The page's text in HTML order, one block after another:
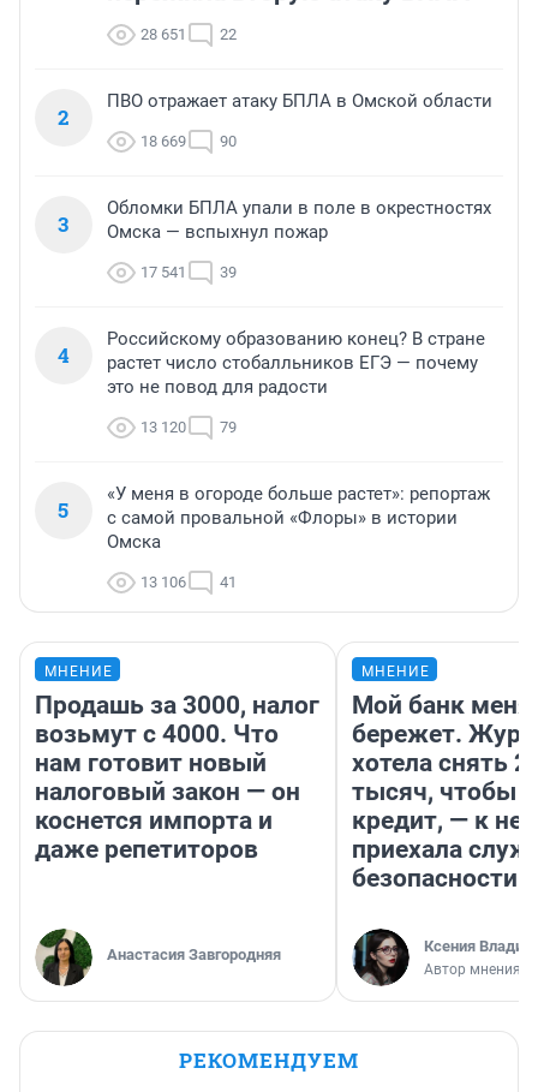
28 651 22
2
ПВО отражает атаку БПЛА в Омской области
18 669 90
3
Обломки БПЛА упали в поле в окрестностях
Омска — вспыхнул пожар
17 541 39
4
Российскому образованию конец? В стране
растет число стобалльников ЕГЭ — почему
это не повод для радости
13 120 79
5
«У меня в огороде больше растет»: репортаж
с самой провальной «Флоры» в истории
Омска
13 106 41
МНЕНИЕ
Продашь за 3000, налог
возьмут с 4000. Что
нам готовит новый
налоговый закон — он
коснется импорта и
даже репетиторов
Анастасия Завгородняя
МНЕНИЕ
Мой банк меня
бережет.
хотела снять
тысяч, чтобы
кредит, — к
приехала
безопасности
Ксения
Автор мнения
РЕКОМЕНДУЕМ